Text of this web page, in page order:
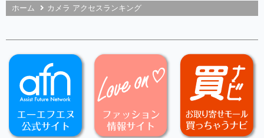
ホーム カメラ アクセスランキング